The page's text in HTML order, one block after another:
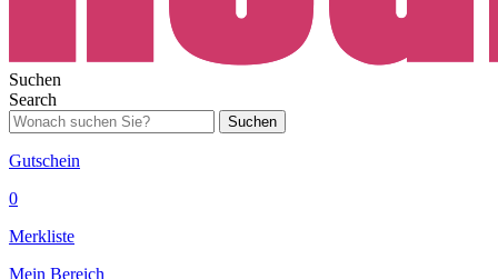
Suchen
Search
Suchen
Gutschein
0
Merkliste
Mein Bereich